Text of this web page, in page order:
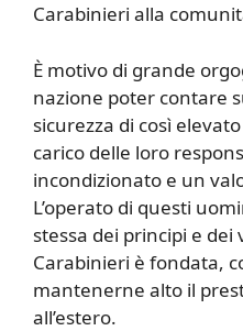
Carabinieri alla
È motivo di grande
nazione poter contare
sicurezza di così
carico delle loro
incondizionato e un
L’operato di questi
stessa dei principi e dei
Carabinieri è fondata,
mantenerne alto il
all’estero.